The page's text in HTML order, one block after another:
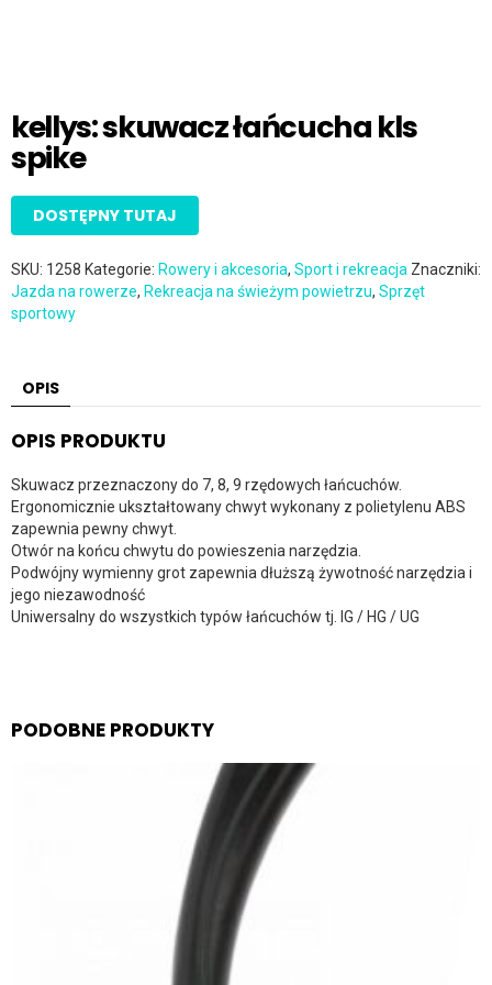
kellys: skuwacz łańcucha kls
spike
DOSTĘPNY TUTAJ
SKU: 1258 Kategorie: Rowery i akcesoria, Sport i rekreacja Znaczniki:
Jazda na rowerze, Rekreacja na świeżym powietrzu, Sprzęt
sportowy
OPIS
OPIS PRODUKTU
Skuwacz przeznaczony do 7, 8, 9 rzędowych łańcuchów.
Ergonomicznie ukształtowany chwyt wykonany z polietylenu ABS
zapewnia pewny chwyt.
Otwór na końcu chwytu do powieszenia narzędzia.
Podwójny wymienny grot zapewnia dłuższą żywotność narzędzia i
jego niezawodność
Uniwersalny do wszystkich typów łańcuchów tj. IG / HG / UG
PODOBNE PRODUKTY